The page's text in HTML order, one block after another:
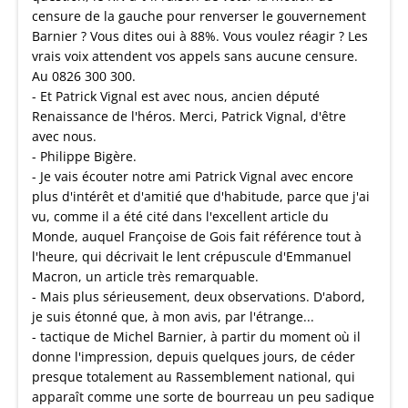
censure de la gauche pour renverser le gouvernement
Barnier ? Vous dites oui à 88%. Vous voulez réagir ? Les
vrais voix attendent vos appels sans aucune censure.
Au 0826 300 300.
- Et Patrick Vignal est avec nous, ancien député
Renaissance de l'héros. Merci, Patrick Vignal, d'être
avec nous.
- Philippe Bigère.
- Je vais écouter notre ami Patrick Vignal avec encore
plus d'intérêt et d'amitié que d'habitude, parce que j'ai
vu, comme il a été cité dans l'excellent article du
Monde, auquel Françoise de Gois fait référence tout à
l'heure, qui décrivait le lent crépuscule d'Emmanuel
Macron, un article très remarquable.
- Mais plus sérieusement, deux observations. D'abord,
je suis étonné que, à mon avis, par l'étrange...
- tactique de Michel Barnier, à partir du moment où il
donne l'impression, depuis quelques jours, de céder
presque totalement au Rassemblement national, qui
apparaît comme une sorte de bourreau un peu sadique